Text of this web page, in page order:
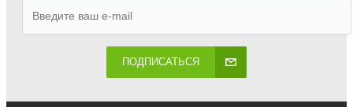
ПОДПИСАТЬСЯ